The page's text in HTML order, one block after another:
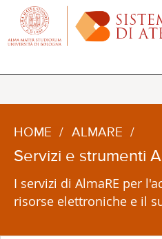
HOME / ALMARE /
Servizi e strumenti
I servizi di AlmaRE per
risorse elettroniche e il